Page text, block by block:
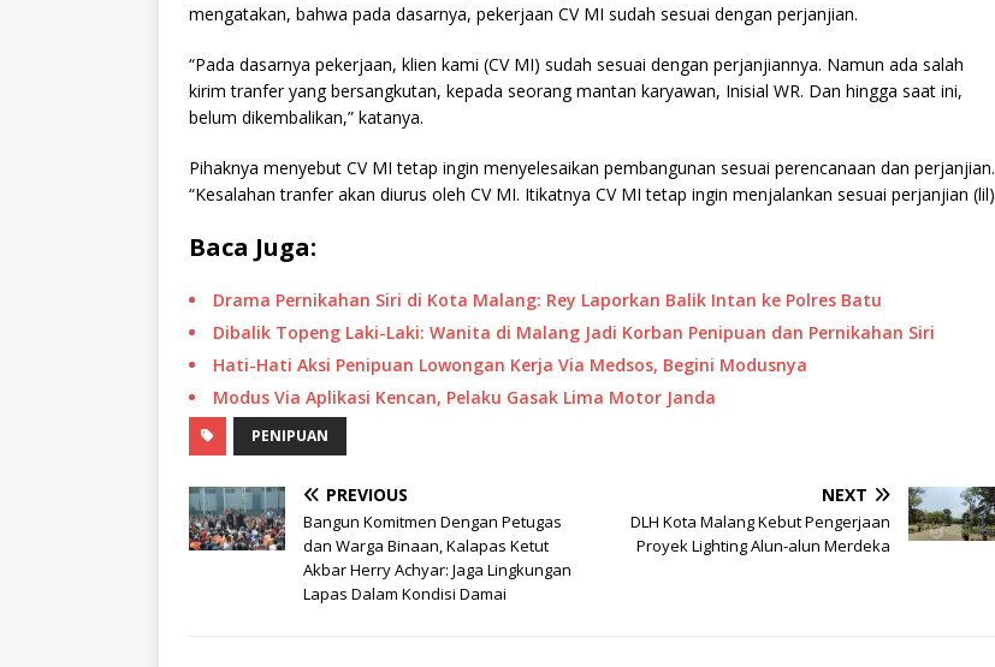
mengatakan, bahwa pada dasarnya, pekerjaan CV MI sudah sesuai dengan perjanjian.
“Pada dasarnya pekerjaan, klien kami (CV MI) sudah sesuai dengan perjanjiannya. Namun ada salah
kirim tranfer yang bersangkutan, kepada seorang mantan karyawan, Inisial WR. Dan hingga saat ini,
belum dikembalikan,” katanya.
Pihaknya menyebut CV MI tetap ingin menyelesaikan pembangunan sesuai perencanaan dan perjanjian.
“Kesalahan tranfer akan diurus oleh CV MI. Itikatnya CV MI tetap ingin menjalankan sesuai perjanjian (lil)
Baca Juga:
Drama Pernikahan Siri di Kota Malang: Rey Laporkan Balik Intan ke Polres Batu
Dibalik Topeng Laki-Laki: Wanita di Malang Jadi Korban Penipuan dan Pernikahan Siri
Hati-Hati Aksi Penipuan Lowongan Kerja Via Medsos, Begini Modusnya
Modus Via Aplikasi Kencan, Pelaku Gasak Lima Motor Janda
PENIPUAN
PREVIOUS
Bangun Komitmen Dengan Petugas
dan Warga Binaan, Kalapas Ketut
Akbar Herry Achyar: Jaga Lingkungan
Lapas Dalam Kondisi Damai
NEXT
DLH Kota Malang Kebut Pengerjaan
Proyek Lighting Alun-alun Merdeka